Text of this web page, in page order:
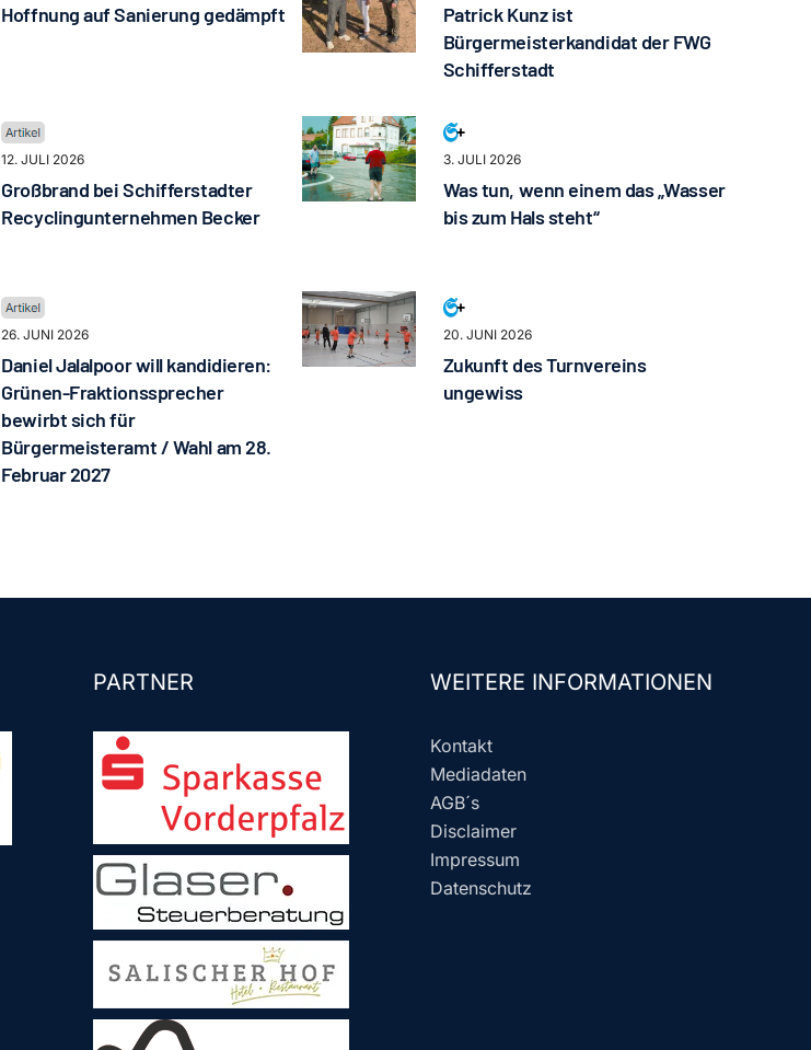
Hoffnung auf Sanierung gedämpft
Patrick Kunz ist
Bürgermeisterkandidat der FWG
Schifferstadt
12. JULI 2026
Großbrand bei Schifferstadter
Recyclingunternehmen Becker
3. JULI 2026
Was tun, wenn einem das „Wasser
bis zum Hals steht“
26. JUNI 2026
Daniel Jalalpoor will kandidieren:
Grünen-Fraktionssprecher
bewirbt sich für
Bürgermeisteramt / Wahl am 28.
Februar 2027
20. JUNI 2026
Zukunft des Turnvereins
ungewiss
PARTNER WEITERE INFORMATIONEN
Kontakt
Mediadaten
AGB´s
Disclaimer
Impressum
Datenschutz